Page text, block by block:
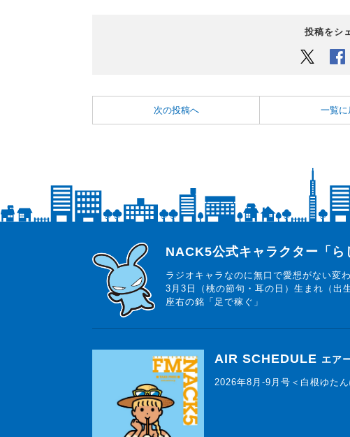
投稿をシ
Twitter
次の投稿へ 一覧に
らじっと君
NACK5公式キャラクター「ら
ラジオキャラなのに無口で愛想がない変
3月3日（桃の節句・耳の日）生まれ（出
座右の銘「足で稼ぐ」
AIR SCHEDULE エア
2026年8月-9月号＜白根ゆたん